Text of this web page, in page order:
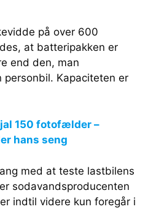
på over 600
at batteripakken er
end den, man
personbil. Kapaciteten er
150 fotofælder –
hans seng
med at teste lastbilens
sodavandsproducenten
indtil videre kun foregår i